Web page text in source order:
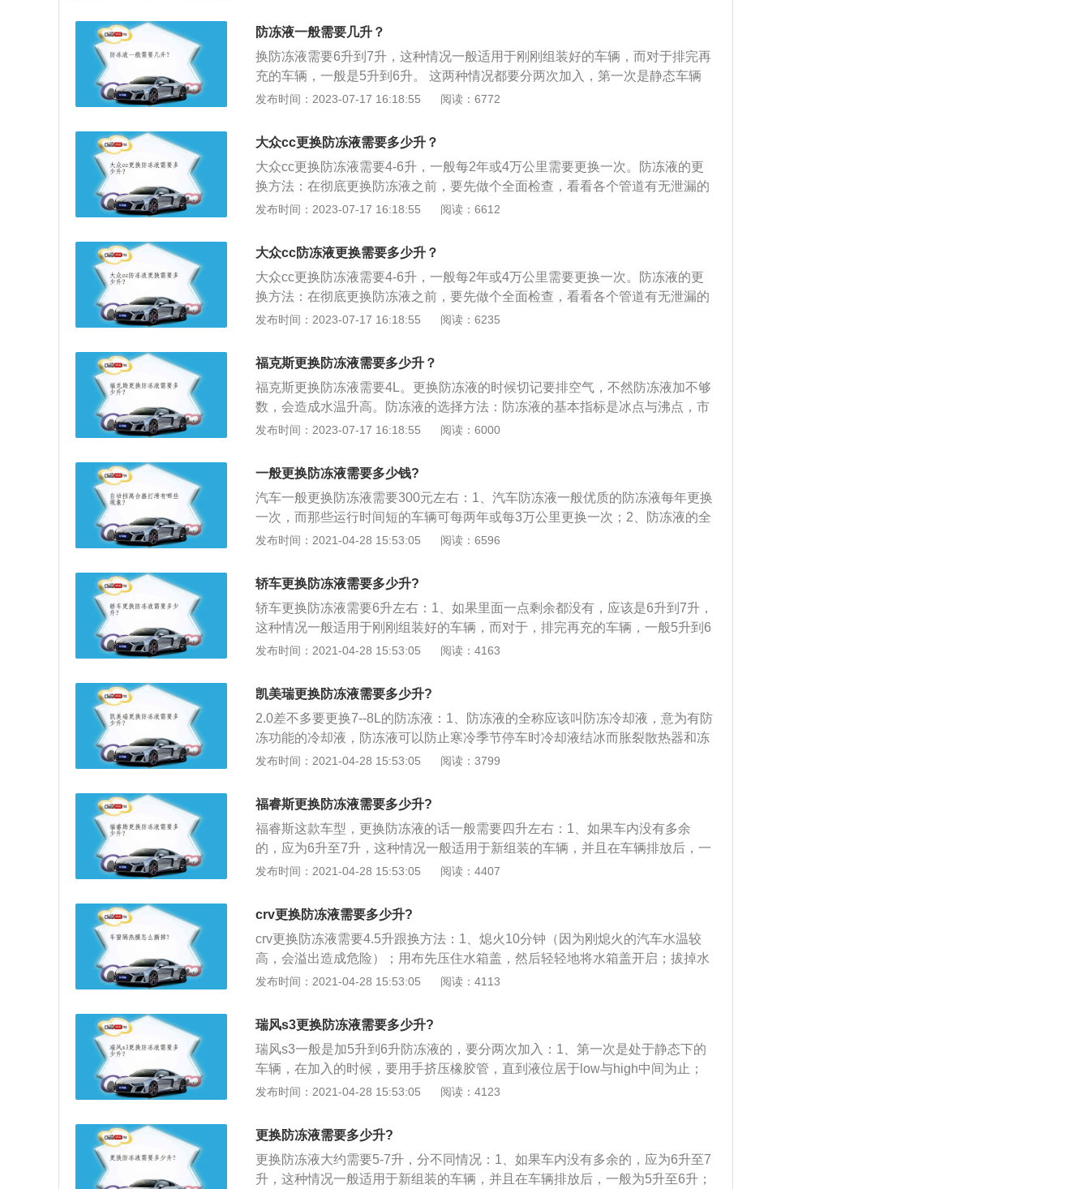
液加入防冻液罐，加到防冻液罐快满了为止，打着车10分钟左右，这时冷却系统
由于排除了部分空气，液面有所下降，再把防冻液加进去，加注储液罐的最高标
记“MAXT”为止。
间就好。更多相关资料如下：1.第一次是静态车辆时，一边加入一边用手挤压橡
胶管，直到液位居于low与high中间为止。2.第二次是车辆启动后行驶一段距离，
观察冷冻液是否液位下降。如果有，停车后待发动机冷却后再次加入，直到第一
次的位置为止。防冻液过多会导致防冻液溢出。防冻液少会导致发动机散热不
良，导致发动机损坏。
防冻液一般需要几升？
换防冻液需要6升到7升，这种情况一般适用于刚刚组装好的车辆，而对于排完再
充的车辆，一般是5升到6升。 这两种情况都要分两次加入，第一次是静态车辆
时，一边加入一边用手挤压橡胶管，直到液位居于low与high中间为止；第二次是
待发动机冷却后再次加入，直到到达第一次的位置为止。 防冻液带有颜色，代表
其成分不同，不同成分的防冻液不建议混加，会导致产生化学反应、结晶等情况
发生，影响散热。应急时可以补充纯净水、蒸馏水，但是不能加自来水，否则会
导致水垢。此外加水以后的防冻液不建议长时间使用，因为防冻液的成分大都是
乙二醇和水混合而成，水的含量会改变防冻液的沸点和冰点。
发布时间：2023-07-17 16:18:55 阅读：6772
大众cc更换防冻液需要多少升？
大众cc更换防冻液需要4-6升，一般每2年或4万公里需要更换一次。防冻液的更
换方法：在彻底更换防冻液之前，要先做个全面检查，看看各个管道有无泄漏的
痕迹，是否有裂缝，重点就是要检查五通水管，五通管因为有五个连接各个部位
用。如果这个部分有泄漏防冻液的现象，就应该根据情况更换水管或重新固定接
口。 将旧的防冻液放出，之后用清水清洗液体通道。将清水加入防冻液补充罐，
随后往罐里注入清水，使清水连续不断地流经发动机冷却系统，随后着车怠速3
至5分钟，让水循环起来。开始从水罐里流出的水有点淡淡的粉红色，继续注入
清水，直至流出来的水是干净的。注意别忘了将暖风水管拆掉，把暖风水箱的水
让防冻液快速流入水箱的方法。随后将另一桶防冻液加入防冻液罐，加到防冻液
罐快满了为止，打着车10分钟左右，这时冷却系统由于排除了部分空气，液面有
所下降，再把防冻液加进去，加注储液罐的最高标记“MAXT”为止。
发布时间：2023-07-17 16:18:55 阅读：6612
大众cc防冻液更换需要多少升？
大众cc更换防冻液需要4-6升，一般每2年或4万公里需要更换一次。防冻液的更
换方法：在彻底更换防冻液之前，要先做个全面检查，看看各个管道有无泄漏的
痕迹，是否有裂缝，重点就是要检查五通水管，五通管因为有五个连接各个部位
用。如果这个部分有泄漏防冻液的现象，就应该根据情况更换水管或重新固定接
口。将旧的防冻液放出，之后用清水清洗液体通道。将清水加入防冻液补充罐，
随后往罐里注入清水，使清水连续不断地流经发动机冷却系统，随后着车怠速3
至5分钟，让水循环起来。开始从水罐里流出的水有点淡淡的粉红色，继续注入
清水，直至流出来的水是干净的。注意别忘了将暖风水管拆掉，把暖风水箱的水
让防冻液快速流入水箱的方法。随后将另一桶防冻液加入防冻液罐，加到防冻液
罐快满了为止，打着车10分钟左右，这时冷却系统由于排除了部分空气，液面有
所下降，再把防冻液加进去，加注储液罐的最高标记“MAXT”为止。
发布时间：2023-07-17 16:18:55 阅读：6235
福克斯更换防冻液需要多少升？
福克斯更换防冻液需要4L。更换防冻液的时候切记要排空气，不然防冻液加不够
数，会造成水温升高。防冻液的选择方法：防冻液的基本指标是冰点与沸点，市
场上防冻液的冰点有-15℃、-25℃、-30℃、-40℃等几种规格，一般要选择比所在
辆，比如出租车等。一般优质的防冻液每年更换一次，而那些运行时间短的车辆
可每两年或每3万公里更换一次。为防止产生过多的泡沫而降低防冻液与发动机
部件的热交换性，添加时确认该产品在有效期内，长效型防冻液，有效期可达三
年。如发现防冻液内出现悬浮物，沉淀物或变质、变色应及时更换并清洗系统。
发布时间：2023-07-17 16:18:55 阅读：6000
一般更换防冻液需要多少钱?
汽车一般更换防冻液需要300元左右：1、汽车防冻液一般优质的防冻液每年更换
一次，而那些运行时间短的车辆可每两年或每3万公里更换一次；2、防冻液的全
称应该叫防冻冷却液，意为有防冻功能的冷却液；3、防冻液可以防止在寒冷冬
发布时间：2021-04-28 15:53:05 阅读：6596
轿车更换防冻液需要多少升?
轿车更换防冻液需要6升左右：1、如果里面一点剩余都没有，应该是6升到7升，
这种情况一般适用于刚刚组装好的车辆，而对于，排完再充的车辆，一般5升到6
升；2、这两种情况都要分两次加入，第一次是静态车辆时，一边加入一边用手
段距离后，观察冷冻液是否有液位下降迹象，如果有停车，待发动机冷却后再次
加入，直到第一次的位置为止；4、防冻液即防冻冷却液，意为有防冻功能的冷
却液。防冻液可以防止在寒冷冬季停车时冷却液结冰而胀裂散热器和冻坏发动机
气缸体或盖。许多人认为防冻液只是冬天才使用，但我们要纠正这个误解，其实
防冻液不仅仅是冬天用的，它全年都要使用。
发布时间：2021-04-28 15:53:05 阅读：4163
凯美瑞更换防冻液需要多少升?
2.0差不多要更换7--8L的防冻液：1、防冻液的全称应该叫防冻冷却液，意为有防
冻功能的冷却液，防冻液可以防止寒冷季节停车时冷却液结冰而胀裂散热器和冻
坏发动机气缸体；2、但是我们要纠正一个误解，防冻液不仅仅是冬天用的，汽
频率要高；3、随着发动机结构的改进和材料技术的进步，现代汽车发动机与旧
式发动机相比，一个显著的特点就是现代发动机的运行温度高，正常的工作温度
上限值一般都超过100℃。
发布时间：2021-04-28 15:53:05 阅读：3799
福睿斯更换防冻液需要多少升?
福睿斯这款车型，更换防冻液的话一般需要四升左右：1、如果车内没有多余
的，应为6升至7升，这种情况一般适用于新组装的车辆，并且在车辆排放后，一
般为5升至6升；2、这两种情况必须分为两次，第一次是静态车，一边用手挤橡
离后，观察防冻液容量是否低于水箱刻线，如果有停车，等待发动机冷却后再加
入，直到第一次的位置为止。
发布时间：2021-04-28 15:53:05 阅读：4407
crv更换防冻液需要多少升?
crv更换防冻液需要4.5升跟换方法：1、熄火10分钟（因为刚熄火的汽车水温较
高，会溢出造成危险）；用布先压住水箱盖，然后轻轻地将水箱盖开启；拔掉水
箱的下水管，就是这根管子；拔掉管子露出管口；拔掉后让管口向下流；2、用
防冻液液面高度（如果液面高度未达到最高标志进行补充），拧紧水箱盖，盖好
机器盖；4、发动机冷却液本来就必须用蒸馏水与防冻液混合使用，不能只加纯
的防冻液，纯的防冻液会引起水温高。防冻液有防冻的作用和防锈的能力。
发布时间：2021-04-28 15:53:05 阅读：4113
瑞风s3更换防冻液需要多少升?
瑞风s3一般是加5升到6升防冻液的，要分两次加入：1、第一次是处于静态下的
车辆，在加入的时候，要用手挤压橡胶管，直到液位居于low与high中间为止；
2、第二次是车辆启动后行驶一段距离，观察冷冻液是否液位下降，如果有，停
液过多会导致防冻液溢出的，防冻液少就会导致发动机散热不良，造成发动机损
坏。
发布时间：2021-04-28 15:53:05 阅读：4123
更换防冻液需要多少升?
更换防冻液大约需要5-7升，分不同情况：1、如果车内没有多余的，应为6升至7
升，这种情况一般适用于新组装的车辆，并且在车辆排放后，一般为5升至6升；